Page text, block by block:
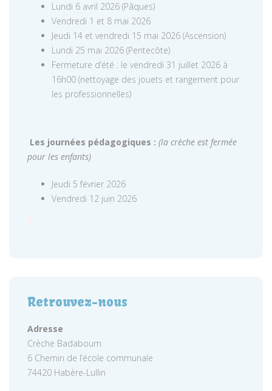
Lundi 6 avril 2026 (Pâques)
Vendredi 1 et 8 mai 2026
Jeudi 14 et vendredi 15 mai 2026 (Ascension)
Lundi 25 mai 2026 (Pentecôte)
Fermeture d’été : le vendredi 31 juillet 2026 à
16h00 (nettoyage des jouets et rangement pour
les professionnelles)
Les journées pédagogiques : (la crèche est fermée
pour les enfants)
Jeudi 5 février 2026
Vendredi 12 juin 2026
Retrouvez-nous
Adresse
Crèche Badaboum
6 Chemin de l’école communale
74420 Habère-Lullin